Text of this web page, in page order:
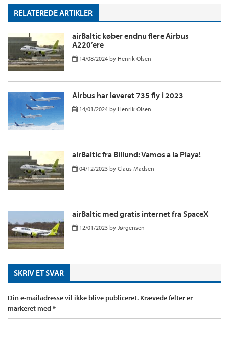
RELATEREDE ARTIKLER
airBaltic køber endnu flere Airbus
A220’ere
14/08/2024 by Henrik Olsen
Airbus har leveret 735 fly i 2023
14/01/2024 by Henrik Olsen
airBaltic fra Billund: Vamos a la Playa!
04/12/2023 by Claus Madsen
airBaltic med gratis internet fra SpaceX
12/01/2023 by Jørgensen
SKRIV ET SVAR
Din e-mailadresse vil ikke blive publiceret. Krævede felter er
markeret med*